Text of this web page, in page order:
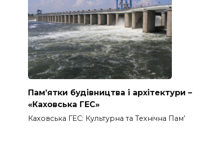
Пам’ятки будівництва і архітектури –
«Каховська ГЕС»
Каховська ГЕС: Культурна та Технічна Пам’